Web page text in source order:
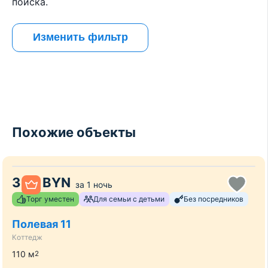
Изменить фильтр
Похожие объекты
330 BYN за 1 ночь
Торг уместен Для семьи с детьми Без посредников
Полевая 11
Коттедж
110 м2